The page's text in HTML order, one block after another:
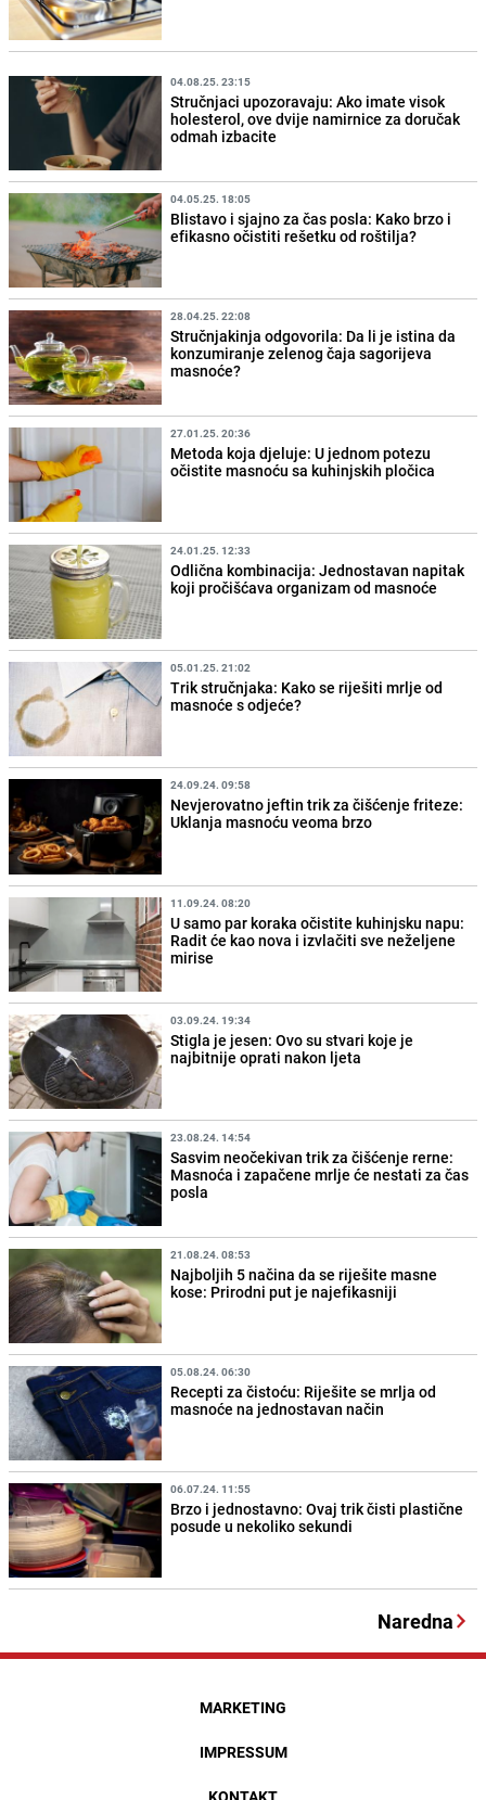
04.08.25. 23:15
Stručnjaci upozoravaju: Ako imate visok
holesterol, ove dvije namirnice za doručak
odmah izbacite
04.05.25. 18:05
Blistavo i sjajno za čas posla: Kako brzo i
efikasno očistiti rešetku od roštilja?
28.04.25. 22:08
Stručnjakinja odgovorila: Da li je istina da
konzumiranje zelenog čaja sagorijeva
masnoće?
27.01.25. 20:36
Metoda koja djeluje: U jednom potezu
očistite masnoću sa kuhinjskih pločica
24.01.25. 12:33
Odlična kombinacija: Jednostavan napitak
koji pročišćava organizam od masnoće
05.01.25. 21:02
Trik stručnjaka: Kako se riješiti mrlje od
masnoće s odjeće?
24.09.24. 09:58
Nevjerovatno jeftin trik za čišćenje friteze:
Uklanja masnoću veoma brzo
11.09.24. 08:20
U samo par koraka očistite kuhinjsku napu:
Radit će kao nova i izvlačiti sve neželjene
mirise
03.09.24. 19:34
Stigla je jesen: Ovo su stvari koje je
najbitnije oprati nakon ljeta
23.08.24. 14:54
Sasvim neočekivan trik za čišćenje rerne:
Masnoća i zapačene mrlje će nestati za čas
posla
21.08.24. 08:53
Najboljih 5 načina da se riješite masne
kose: Prirodni put je najefikasniji
05.08.24. 06:30
Recepti za čistoću: Riješite se mrlja od
masnoće na jednostavan način
06.07.24. 11:55
Brzo i jednostavno: Ovaj trik čisti plastične
posude u nekoliko sekundi
Naredna
MARKETING
IMPRESSUM